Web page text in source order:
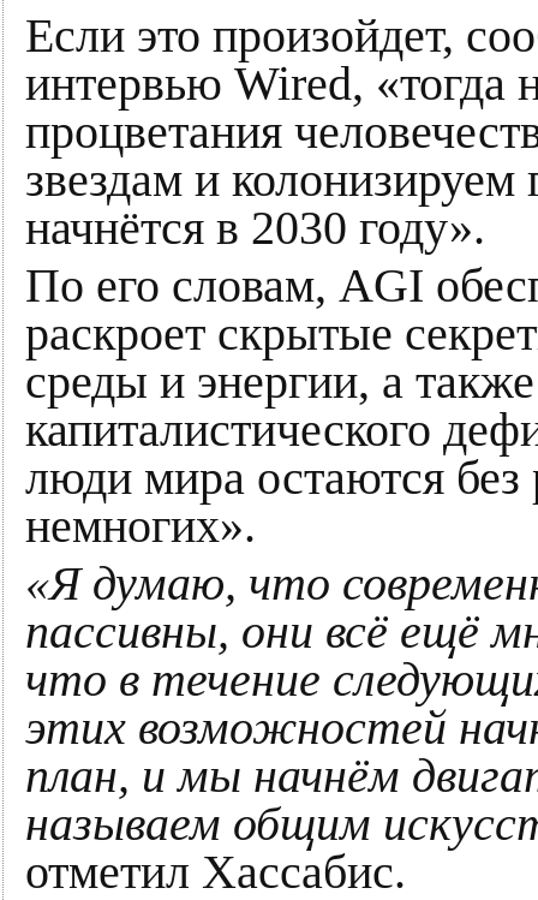
Если это произойдет,
интервью Wired, «тогда
процветания
звездам и
начнётся в 2030 году».
По его словам, AGI
раскроет скрытые
среды и энергии, а
капиталистического
люди мира остаются без
немногих».
«Я думаю, что
пассивны, они всё ещё
что в течение
этих возможностей
план, и мы начнём
называем общим
отметил Хассабис.